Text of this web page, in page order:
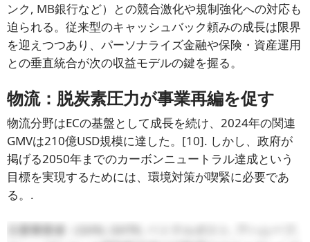
ンク, MB銀行など）との競合激化や規制強化への対応も
迫られる。従来型のキャッシュバック頼みの成長は限界
を迎えつつあり、パーソナライズ金融や保険・資産運用
との垂直統合が次の収益モデルの鍵を握る。
物流：脱炭素圧力が事業再編を促す
物流分野はECの基盤として成長を続け、2024年の関連
GMVは210億USD規模に達した。 [10]. しかし、政府が
掲げる2050年までのカーボンニュートラル達成という
目標を実現するためには、環境対策が喫緊に必要であ
る。.
主要事業者（